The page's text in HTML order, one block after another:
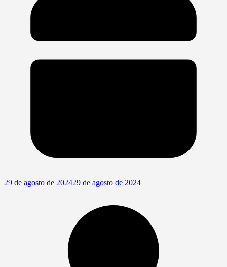
29 de agosto de 202429 de agosto de 2024